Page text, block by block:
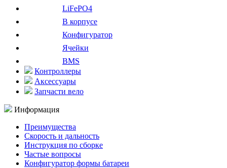
LiFePO4
В корпусе
Конфигуратор
Ячейки
BMS
Контроллеры
Аксессуары
Запчасти вело
Информация
Преимущества
Скорость и дальность
Инструкция по сборке
Частые вопросы
Конфигуратор формы батареи